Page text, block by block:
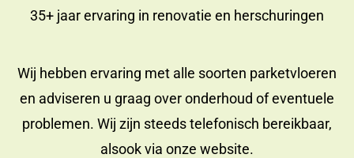
35+ jaar ervaring in renovatie en herschuringen
Wij hebben ervaring met alle soorten parketvloeren
en adviseren u graag over onderhoud of eventuele
problemen. Wij zijn steeds telefonisch bereikbaar,
alsook via onze website.